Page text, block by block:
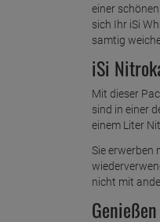
einer
sich Ihr iSi
samtig
iSi
Mit dieser
sind in einer
einem Liter
Sie erwerben
nicht mit